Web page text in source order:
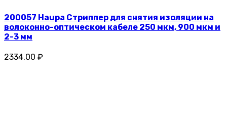
200057 Haupa Стриппер для снятия изоляции на
волоконно-оптическом кабеле 250 мкм, 900 мкм и
2-3 мм
2334.00 ₽